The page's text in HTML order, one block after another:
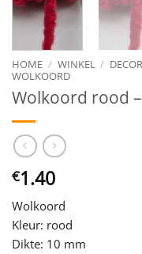
HOME / WINKEL /
WOLKOORD
Wolkoord rood
€1.40
Wolkoord
Kleur: rood
Dikte: 10 mm